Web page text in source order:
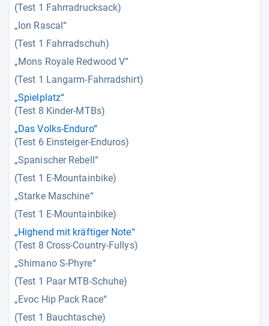
(Test 1 Fahrradrucksack)
„Ion Rascal“
(Test 1 Fahrradschuh)
„Mons Royale Redwood V“
(Test 1 Langarm-Fahrradshirt)
„Spielplatz“
(Test 8 Kinder-MTBs)
„Das Volks-Enduro“
(Test 6 Einsteiger-Enduros)
„Spanischer Rebell“
(Test 1 E-Mountainbike)
„Starke Maschine“
(Test 1 E-Mountainbike)
„Highend mit kräftiger Note“
(Test 8 Cross-Country-Fullys)
„Shimano S-Phyre“
(Test 1 Paar MTB-Schuhe)
„Evoc Hip Pack Race“
(Test 1 Bauchtasche)